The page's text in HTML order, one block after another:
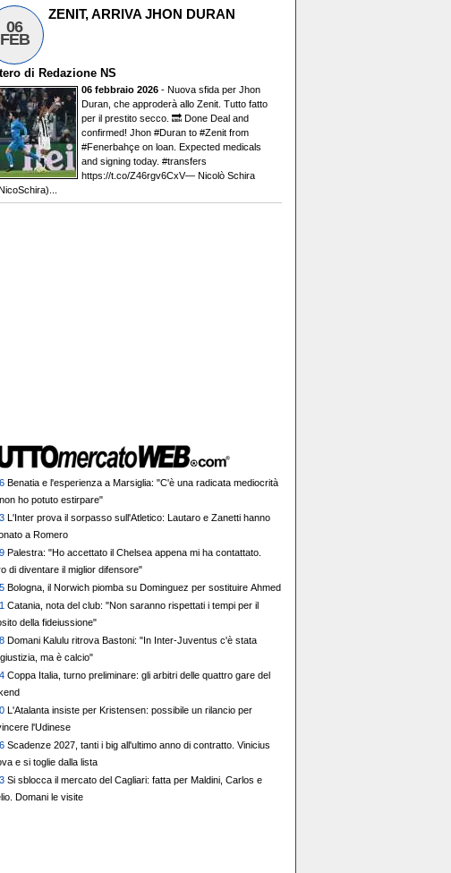
06
FEB
ZENIT, ARRIVA JHON DURAN
di Redazione NS
06 febbraio 2026 - Nuova sfida per Jhon
Duran, che approderà allo Zenit. Tutto fatto
per il prestito secco. 🔜 Done Deal and
confirmed! Jhon #Duran to #Zenit from
#Fenerbahçe on loan. Expected medicals
and signing today. #transfers
https://t.co/Z46rgv6CxV— Nicolò Schira
Benatia e l'esperienza a Marsiglia: "C'è una radicata mediocrità
ho potuto estirpare"
L'Inter prova il sorpasso sull'Atletico: Lautaro e Zanetti hanno
a Romero
Palestra: "Ho accettato il Chelsea appena mi ha contattato.
di diventare il miglior difensore"
Bologna, il Norwich piomba su Dominguez per sostituire Ahmed
Catania, nota del club: "Non saranno rispettati i tempi per il
della fideiussione"
Domani Kalulu ritrova Bastoni: "In Inter-Juventus c'è stata
ma è calcio"
Coppa Italia, turno preliminare: gli arbitri delle quattro gare del
L'Atalanta insiste per Kristensen: possibile un rilancio per
l'Udinese
Scadenze 2027, tanti i big all'ultimo anno di contratto. Vinicius
e si toglie dalla lista
Si sblocca il mercato del Cagliari: fatta per Maldini, Carlos e
Domani le visite